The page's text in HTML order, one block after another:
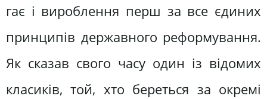
гає і вироблення перш за все єдиних
принципів державного реформування.
Як сказав свого часу один із відомих
класиків, той, хто береться за окремі